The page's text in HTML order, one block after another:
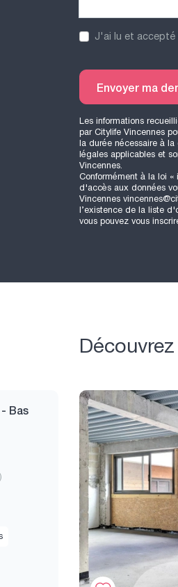
J'ai lu et accepté
Envoyer ma
Les informations
par Citylife Vincennes
la durée nécessaire à
légales applicables et
Vincennes.
Conformément à la loi
d'accès aux données
Vincennes
l’existence de la liste
vous pouvez vous
Bas